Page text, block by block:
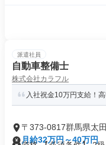
派遣社員
自動車整備士
株式会社カラフル
入社祝金10万円支給！
〒373-0817群馬県太
月給32万円～40万円